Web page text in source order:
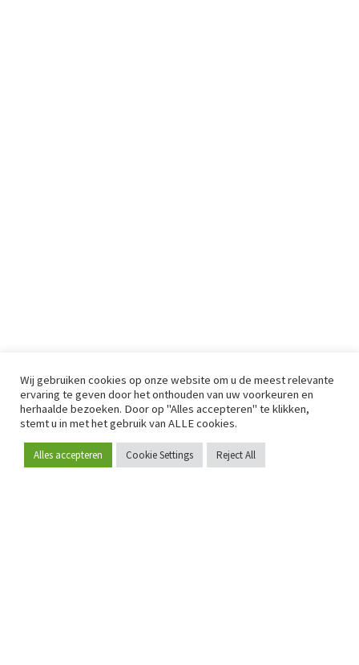
Word lid
Wij gebruiken cookies op onze website om u de meest relevante
ervaring te geven door het onthouden van uw voorkeuren en
herhaalde bezoeken. Door op "Alles accepteren" te klikken,
stemt u in met het gebruik van ALLE cookies.
Alles accepteren Cookie Settings Reject All